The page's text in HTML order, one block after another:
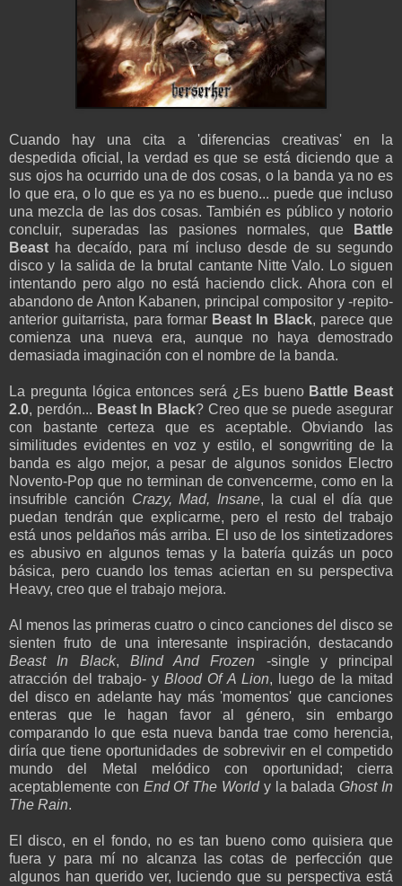
Cuando hay una cita a 'diferencias creativas' en la
despedida oficial, la verdad es que se está diciendo que a
sus ojos ha ocurrido una de dos cosas, o la banda ya no es
lo que era, o lo que es ya no es bueno... puede que incluso
una mezcla de las dos cosas. También es público y notorio
concluir, superadas las pasiones normales, que
Battle
Beast ha decaído, para mí incluso desde de su segundo
disco y la salida de la brutal cantante Nitte Valo. Lo siguen
intentando pero algo no está haciendo click. Ahora con el
abandono de Anton Kabanen, principal compositor y -repito-
anterior guitarrista, para formar Beast In Black, parece que
comienza una nueva era, aunque no haya demostrado
demasiada imaginación con el nombre de la banda.
La pregunta lógica entonces será ¿Es bueno Battle Beast
2.0, perdón... Beast In Black? Creo que se puede asegurar
con bastante certeza que es aceptable. Obviando las
similitudes evidentes en voz y estilo, el songwriting de la
banda es algo mejor, a pesar de algunos sonidos Electro
Novento-Pop que no terminan de convencerme, como en la
insufrible canción Crazy, Mad, Insane, la cual el día que
puedan tendrán que explicarme, pero el resto del trabajo
está unos peldaños más arriba. El uso de los sintetizadores
es abusivo en algunos temas y la batería quizás un poco
básica, pero cuando los temas aciertan en su perspectiva
Heavy, creo que el trabajo mejora.
Al menos las primeras cuatro o cinco canciones del disco se
sienten fruto de una interesante inspiración, destacando
Beast In Black, Blind And Frozen -single y principal
atracción del trabajo- yBlood Of A Lion, luego de la mitad
del disco en adelante hay más 'momentos' que canciones
enteras que le hagan favor al género, sin embargo
comparando lo que esta nueva banda trae como herencia,
diría que tiene oportunidades de sobrevivir en el competido
mundo del Metal melódico con oportunidad; cierra
aceptablemente con End Of The Worldy la baladaGhost In
The Rain.
El disco, en el fondo, no es tan bueno como quisiera que
fuera y para mí no alcanza las cotas de perfección que
algunos han querido ver, luciendo que su perspectiva está